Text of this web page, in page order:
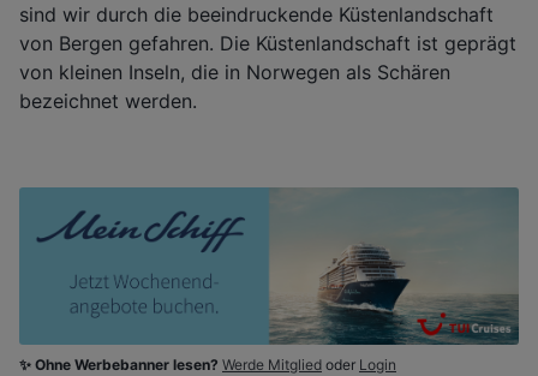
sind wir durch die beeindruckende Küstenlandschaft
von Bergen gefahren. Die Küstenlandschaft ist geprägt
von kleinen Inseln, die in Norwegen als Schären
bezeichnet werden.
✨ Ohne Werbebanner lesen? Werde Mitglied oder Login